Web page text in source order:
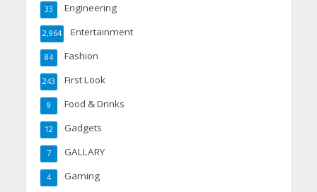
Engineering
33
Entertainment
2,964
Fashion
84
First Look
243
Food & Drinks
9
Gadgets
12
GALLARY
7
Gaming
4